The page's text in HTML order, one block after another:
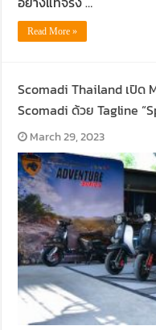
Read More »
Scomadi Thailand เปิด
Scomadi ด้วย Tagline
March 29, 2023